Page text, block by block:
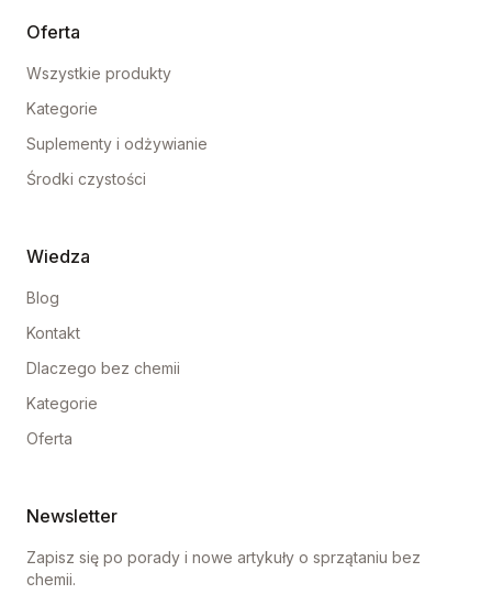
Oferta
Wszystkie produkty
Kategorie
Suplementy i odżywianie
Środki czystości
Wiedza
Blog
Kontakt
Dlaczego bez chemii
Kategorie
Oferta
Newsletter
Zapisz się po porady i nowe artykuły o sprzątaniu bez
chemii.